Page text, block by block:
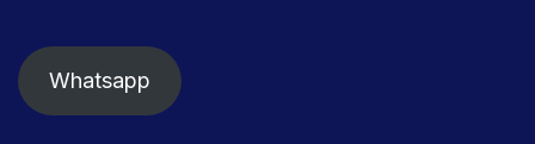
Whatsapp